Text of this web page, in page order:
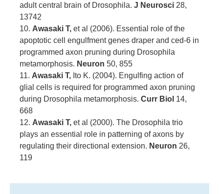
adult central brain of Drosophila. J Neurosci 28,
13742
10. Awasaki T, et al (2006). Essential role of the
apoptotic cell engulfment genes draper and ced-6 in
programmed axon pruning during Drosophila
metamorphosis. Neuron 50, 855
11. Awasaki T, Ito K. (2004). Engulfing action of
glial cells is required for programmed axon pruning
during Drosophila metamorphosis. Curr Biol 14,
668
12. Awasaki T, et al (2000). The Drosophila trio
plays an essential role in patterning of axons by
regulating their directional extension. Neuron 26,
119